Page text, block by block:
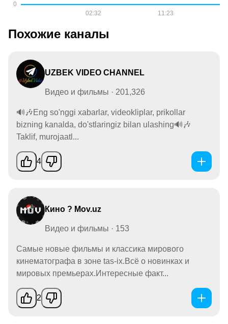
Похожие каналы
UZBEK VIDEO CHANNEL
Видео и фильмы · 201,326
🔊🎶Eng so'nggi xabarlar, videokliplar, prikollar
bizning kanalda, do'stlaringiz bilan ulashing🔊🎶
Taklif, murojaatl...
4
Кино ? Mov.uz
Видео и фильмы · 153
Самые новые фильмы и классика мирового
кинематографа в зоне tas-ix.Всё о новинках и
мировых премьерах.Интересные факт...
2